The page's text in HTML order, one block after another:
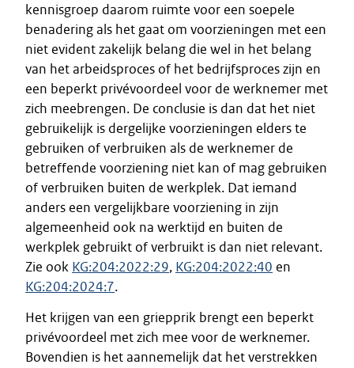
kennisgroep daarom ruimte voor een soepele
benadering als het gaat om voorzieningen met een
niet evident zakelijk belang die wel in het belang
van het arbeidsproces of het bedrijfsproces zijn en
een beperkt privévoordeel voor de werknemer met
zich meebrengen. De conclusie is dan dat het niet
gebruikelijk is dergelijke voorzieningen elders te
gebruiken of verbruiken als de werknemer de
betreffende voorziening niet kan of mag gebruiken
of verbruiken buiten de werkplek. Dat iemand
anders een vergelijkbare voorziening in zijn
algemeenheid ook na werktijd en buiten de
werkplek gebruikt of verbruikt is dan niet relevant.
Zie ook KG:204:2022:29, KG:204:2022:40 en
KG:204:2024:7.
Het krijgen van een griepprik brengt een beperkt
privévoordeel met zich mee voor de werknemer.
Bovendien is het aannemelijk dat het verstrekken